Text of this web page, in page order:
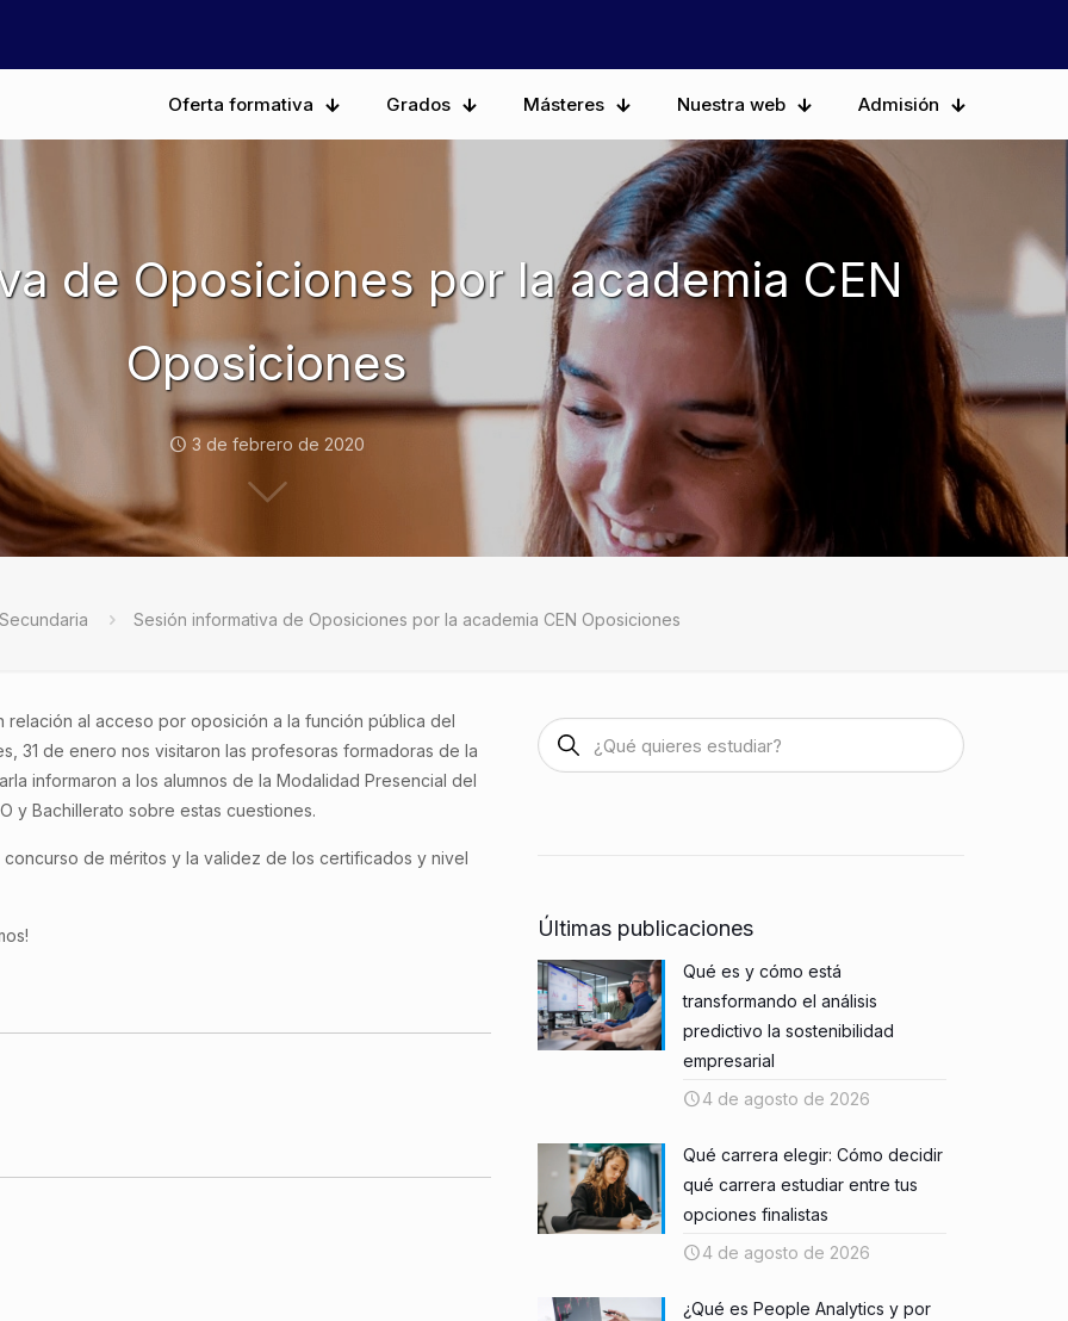
Oferta formativa Grados Másteres Nuestra web Admisión
de Oposiciones por la academia CEN
Oposiciones
3 de febrero de 2020
Sesión informativa de Oposiciones por la academia CEN Oposiciones
relación al acceso por oposición a la función pública del
31 de enero nos visitaron las profesoras formadoras de la
informaron a los alumnos de la Modalidad Presencial del
y Bachillerato sobre estas cuestiones.
de méritos y la validez de los certificados y nivel
Últimas publicaciones
Qué es y cómo está
transformando el análisis
predictivo la sostenibilidad
empresarial
4 de agosto de 2026
Qué carrera elegir: Cómo decidir
qué carrera estudiar entre tus
opciones finalistas
4 de agosto de 2026
¿Qué es People Analytics y por